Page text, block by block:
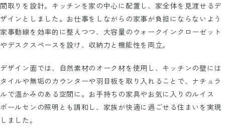
間取りを設計。キッチンを家の中心に配置し、家全体を見渡せるデ
ザインとしました。お仕事をしながらの家事が負担にならないよう
家事動線を効率的に整えつつ、大容量のウォークインクローゼット
やデスクスペースを設け、収納力と機能性を両立。
デザイン面では、自然素材のオーク材を使用し、キッチンの壁には
タイルや無垢のカウンターや羽目板を取り入れることで、ナチュラ
ルで温かみのある空間に。お手持ちの家具やお気に入りのルイス
ポールセンの照明とも調和し、家族が快適に過ごせる住まいを実現
しました。